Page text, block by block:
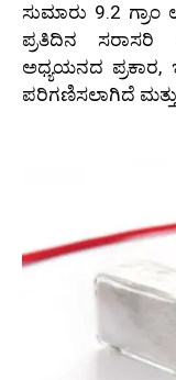
ಸುಮಾರು 9.2 ಗ್ರಾಂ
ಪ್ರತಿದಿನ ಸರಾಸರಿ
ಅಧ್ಯಯನದ ಪ್ರಕಾರ,
ಪರಿಗಣಿಸಲಾಗಿದೆ